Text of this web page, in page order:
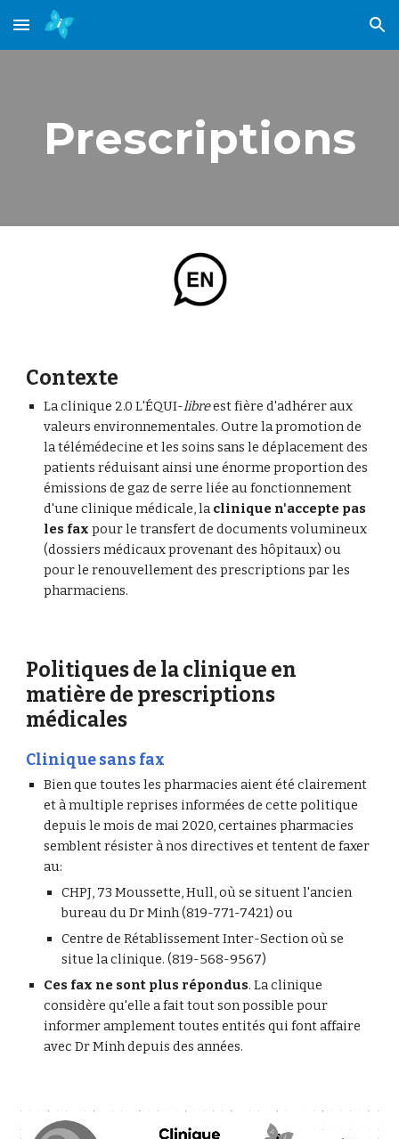
Skip to main content Skip to navigation
Prescriptions
Contexte
La clinique 2.0 L'ÉQUI-libre est fière d'adhérer aux
valeurs environnementales. Outre la promotion de
la télémédecine et les soins sans le déplacement des
patients réduisant ainsi une énorme proportion des
émissions de gaz de serre liée au fonctionnement
d'une clinique médicale, la clinique n'accepte pas
les fax pour le transfert de documents volumineux
(dossiers médicaux provenant des hôpitaux) ou
pour le renouvellement des prescriptions par les
pharmaciens.
Politiques de la clinique en
matière de prescriptions
médicales
Clinique sans fax
Bien que toutes les pharmacies aient été clairement
et à multiple reprises informées de cette politique
depuis le mois de mai 2020, certaines pharmacies
semblent résister à nos directives et tentent de faxer
au:
CHPJ, 73 Moussette, Hull, où se situent l'ancien
bureau du Dr Minh (819-771-7421) ou
Centre de Rétablissement Inter-Section où se
situe la clinique. (819-568-9567)
Ces fax ne sont plus répondus. La clinique
considère qu'elle a fait tout son possible pour
informer amplement toutes entités qui font affaire
avec Dr Minh depuis des années.